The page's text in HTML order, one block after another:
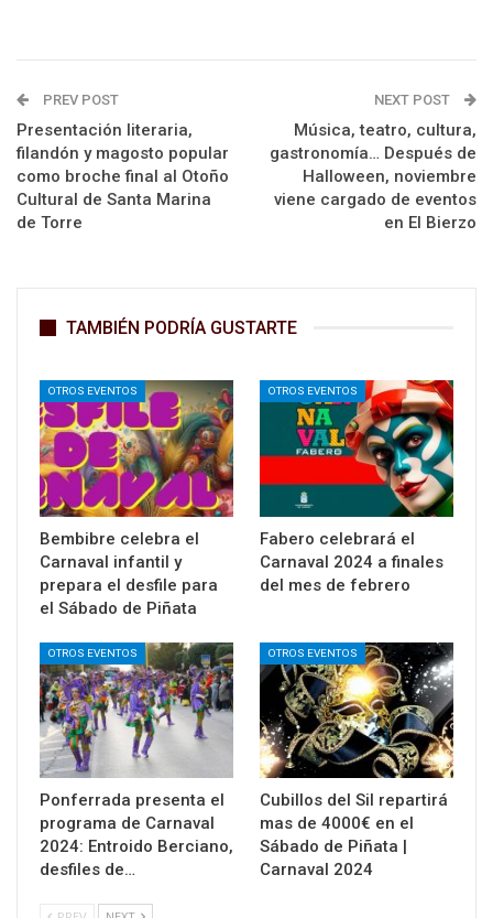
PREV POST
Presentación literaria,
filandón y magosto popular
como broche final al Otoño
Cultural de Santa Marina
de Torre
NEXT POST
Música, teatro, cultura,
gastronomía… Después de
Halloween, noviembre
viene cargado de eventos
en El Bierzo
TAMBIÉN PODRÍA GUSTARTE
OTROS EVENTOS
Bembibre celebra el
Carnaval infantil y
prepara el desfile para
el Sábado de Piñata
OTROS EVENTOS
Fabero celebrará el
Carnaval 2024 a finales
del mes de febrero
OTROS EVENTOS
Ponferrada presenta el
programa de Carnaval
2024: Entroido Berciano,
desfiles de…
OTROS EVENTOS
Cubillos del Sil repartirá
mas de 4000€ en el
Sábado de Piñata |
Carnaval 2024